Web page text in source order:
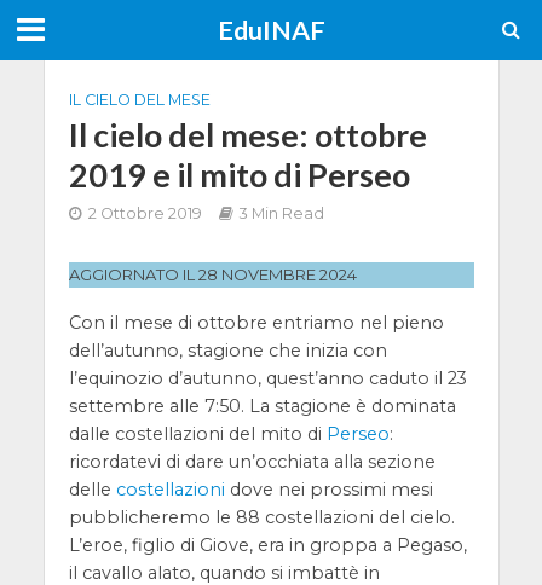
EduINAF
IL CIELO DEL MESE
Il cielo del mese: ottobre
2019 e il mito di Perseo
2 Ottobre 2019 3 Min Read
AGGIORNATO IL 28 NOVEMBRE 2024
Con il mese di ottobre entriamo nel pieno
dell’autunno, stagione che inizia con
l’equinozio d’autunno, quest’anno caduto il 23
settembre alle 7:50. La stagione è dominata
dalle costellazioni del mito di Perseo:
ricordatevi di dare un’occhiata alla sezione
delle costellazioni dove nei prossimi mesi
pubblicheremo le 88 costellazioni del cielo.
L’eroe, figlio di Giove, era in groppa a Pegaso,
il cavallo alato, quando si imbattè in